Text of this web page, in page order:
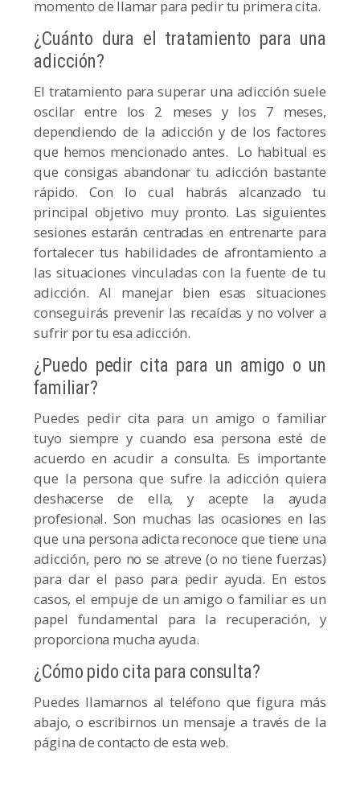
momento de llamar para pedir tu primera cita.
¿Cuánto dura el tratamiento para una
adicción?
El tratamiento para superar una adicción suele
oscilar entre los 2 meses y los 7 meses,
dependiendo de la adicción y de los factores
que hemos mencionado antes. Lo habitual es
que consigas abandonar tu adicción bastante
rápido. Con lo cual habrás alcanzado tu
principal objetivo muy pronto. Las siguientes
sesiones estarán centradas en entrenarte para
fortalecer tus habilidades de afrontamiento a
las situaciones vinculadas con la fuente de tu
adicción. Al manejar bien esas situaciones
conseguirás prevenir las recaídas y no volver a
sufrir por tu esa adicción.
¿Puedo pedir cita para un amigo o un
familiar?
Puedes pedir cita para un amigo o familiar
tuyo siempre y cuando esa persona esté de
acuerdo en acudir a consulta. Es importante
que la persona que sufre la adicción quiera
deshacerse de ella, y acepte la ayuda
profesional. Son muchas las ocasiones en las
que una persona adicta reconoce que tiene una
adicción, pero no se atreve (o no tiene fuerzas)
para dar el paso para pedir ayuda. En estos
casos, el empuje de un amigo o familiar es un
papel fundamental para la recuperación, y
proporciona mucha ayuda.
¿Cómo pido cita para consulta?
Puedes llamarnos al teléfono que figura más
abajo, o escribirnos un mensaje a través de la
página de contacto de esta web.